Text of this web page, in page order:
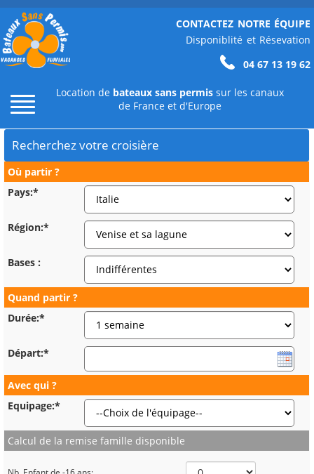
CONTACTEZ NOTRE ÉQUIPE
Disponiblité et Résevation
04 67 13 19 62
Location de bateaux sans permis sur les canaux
de France et d'Europe
Recherchez votre croisière
Où partir ?
Pays:*
Région:*
Bases :
Quand partir ?
Durée:*
Départ:*
Avec qui ?
Equipage:*
Calcul de la remise famille disponible